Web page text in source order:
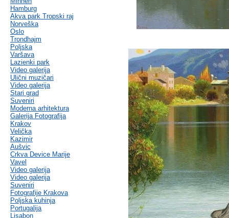
Hamburg
Akva park Tropski raj
Norveška
Oslo
Trondhajm
Poljska
Varšava
Lazienki park
Video galerija
Ulični muzičari
Video galerija
Stari grad
Suveniri
Moderna arhitektura
Galerija Fotografija
Krakov
Velička
Kazimir
Aušvic
Crkva Device Marije
Vavel
Video galerija
Video galerija
Suveniri
Fotografije Krakova
Poljska kuhinja
Portugalija
Lisabon